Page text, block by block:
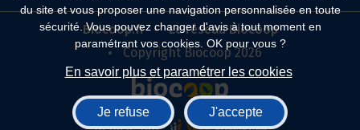
du site et vous proposer une navigation personnalisée en toute
sécurité. Vous pouvez changer d'avis à tout moment en
paramétrant vos cookies. OK pour vous ?
En savoir plus et paramétrer les cookies
Je refuse J'accepte
Biocoop.fr
Le réseau Biocoop
Copyright Biocoop 2026
Réalisé par